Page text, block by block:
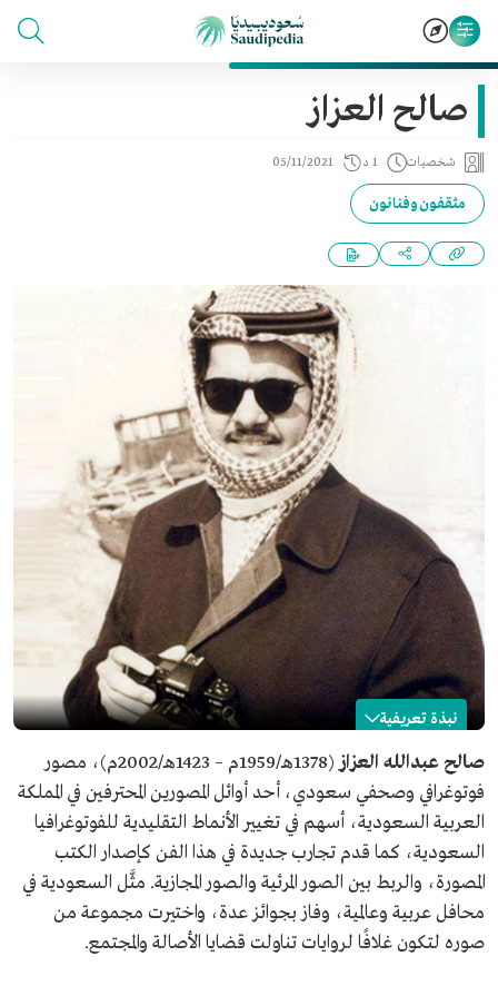
صالح العزاز
شخصيات 1 د 05/11/2021
مثقفون وفنانون
نبذة تعريفية
صالح العزاز
الاسم
صالح بن عبدالله العزاز.
التصنيف
مصور فوتوغرافي، وصحفي.
تاريخ الميلاد
1959م.
مكان الميلاد
محافظة الخبراء، منطقة القصيم.
صالح عبدالله العزاز
(1378هـ/1959م – 1423هـ/2002م)، مصور
فوتوغرافي وصحفي سعودي، أحد أوائل المصورين المحترفين في المملكة
العربية السعودية، أسهم في تغيير الأنماط التقليدية للفوتوغرافيا
السعودية، كما قدم تجارب جديدة في هذا الفن كإصدار الكتب
المصورة، والربط بين الصور المرئية والصور المجازية. مثَّل السعودية في
محافل عربية وعالمية، وفاز بجوائز عدة، واختيرت مجموعة من
صوره لتكون غلافًا لروايات تناولت قضايا الأصالة والمجتمع.